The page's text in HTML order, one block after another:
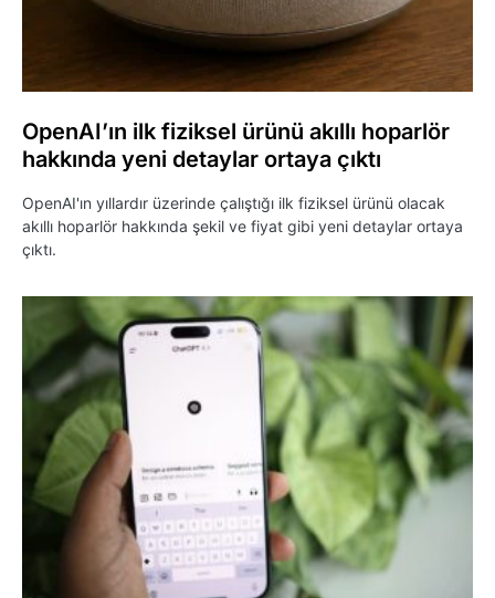
OpenAI’ın ilk fiziksel ürünü akıllı hoparlör
hakkında yeni detaylar ortaya çıktı
OpenAI'ın yıllardır üzerinde çalıştığı ilk fiziksel ürünü olacak
akıllı hoparlör hakkında şekil ve fiyat gibi yeni detaylar ortaya
çıktı.